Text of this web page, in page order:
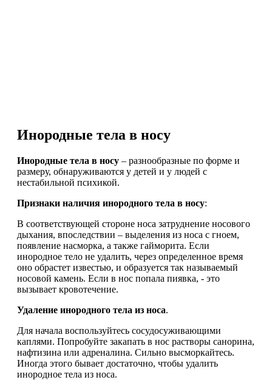
Инородные тела в носу
Инородные тела в носу – разнообразные по форме и
размеру, обнаруживаются у детей и у людей с
нестабильной психикой.
Признаки наличия инородного тела в носу:
В соответствующей стороне носа затруднение носового
дыхания, впоследствии – выделения из носа с гноем,
появление насморка, а также гайморита. Если
инородное тело не удалить, через определенное время
оно обрастет известью, и образуется так называемый
носовой камень. Если в нос попала пиявка, - это
вызывает кровотечение.
Удаление инородного тела из носа.
Для начала воспользуйтесь сосудосуживающими
каплями. Попробуйте закапать в нос растворы санорина,
нафтизина или адреналина. Сильно высморкайтесь.
Иногда этого бывает достаточно, чтобы удалить
инородное тела из носа.